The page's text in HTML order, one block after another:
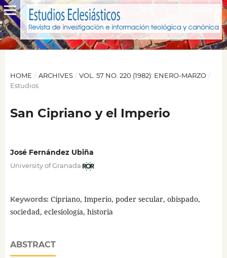
HOME / ARCHIVES / VOL. 57 NO. 220 (1982): ENERO-MARZO /
Estudios
San Cipriano y el Imperio
José Fernández Ubiña
University of Granada
Keywords: Cipriano, Imperio, poder secular, obispado,
sociedad, eclesiología, historia
ABSTRACT